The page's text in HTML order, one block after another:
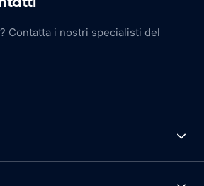
Contatta i nostri specialisti del